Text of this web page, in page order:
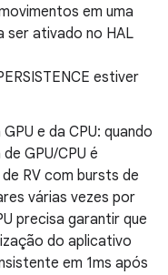
em uma
ser ativado no HAL
estiver
e da CPU: quando
GPU/CPU é
RV com bursts de
várias vezes por
precisa garantir que
do aplicativo
em 1ms após